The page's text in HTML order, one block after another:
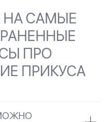
НА САМЫЕ
ПРО
ПРИКУСА